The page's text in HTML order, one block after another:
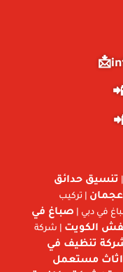
تنسيق حدائق
| تركيب
في دبي | صباغ في
الكويت | شركة
تنظيف في
مستعمل